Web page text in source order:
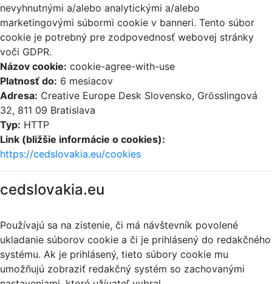
nevyhnutnými a/alebo analytickými a/alebo
marketingovými súbormi cookie v banneri. Tento súbor
cookie je potrebný pre zodpovednosť webovej stránky
voči GDPR.
Názov cookie: cookie-agree-with-use
Platnosť do: 6 mesiacov
Adresa: Creative Europe Desk Slovensko, Grösslingová
32, 811 09 Bratislava
Typ: HTTP
Link (bližšie informácie o cookies):
https://cedslovakia.eu/cookies
cedslovakia.eu
Používajú sa na zistenie, či má návštevník povolené
ukladanie súborov cookie a či je prihlásený do redakčného
systému. Ak je prihlásený, tieto súbory cookie mu
umožňujú zobraziť redakčný systém so zachovanými